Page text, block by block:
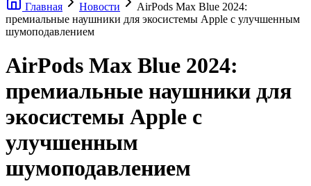
Главная Новости
AirPods Max Blue 2024:
премиальные наушники для экосистемы Apple с улучшенным
шумоподавлением
AirPods Max Blue 2024:
премиальные наушники для
экосистемы Apple с
улучшенным
шумоподавлением